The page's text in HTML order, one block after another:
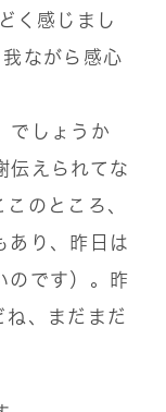
く感じまし
ながら感心
でしょうか
伝えられてな
のところ、
あり、昨日は
のです）。昨
ね、まだまだ